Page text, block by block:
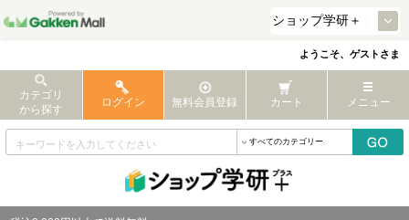
ようこそ、ゲストさま
カテゴリ
から探す
ログイン 無料会員登録 カート メニュー